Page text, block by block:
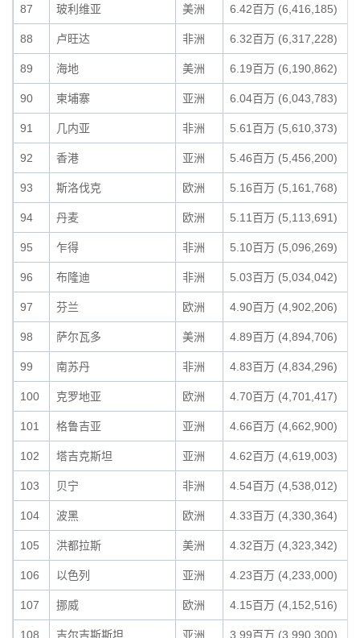
87 玻利维亚 美洲 6.42百万 (6,416,185)
88 卢旺达 非洲 6.32百万 (6,317,228)
89 海地 美洲 6.19百万 (6,190,862)
90 柬埔寨 亚洲 6.04百万 (6,043,783)
91 几内亚 非洲 5.61百万 (5,610,373)
92 香港 亚洲 5.46百万 (5,456,200)
93 斯洛伐克 欧洲 5.16百万 (5,161,768)
94 丹麦 欧洲 5.11百万 (5,113,691)
95 乍得 非洲 5.10百万 (5,096,269)
96 布隆迪 非洲 5.03百万 (5,034,042)
97 芬兰 欧洲 4.90百万 (4,902,206)
98 萨尔瓦多 美洲 4.89百万 (4,894,706)
99 南苏丹 非洲 4.83百万 (4,834,296)
100 克罗地亚 欧洲 4.70百万 (4,701,417)
101 格鲁吉亚 亚洲 4.66百万 (4,662,900)
102 塔吉克斯坦 亚洲 4.62百万 (4,619,003)
103 贝宁 非洲 4.54百万 (4,538,012)
104 波黑 欧洲 4.33百万 (4,330,364)
105 洪都拉斯 美洲 4.32百万 (4,323,342)
106 以色列 亚洲 4.23百万 (4,233,000)
107 挪威 欧洲 4.15百万 (4,152,516)
108 吉尔吉斯斯坦 亚洲 3.99百万 (3,990,300)